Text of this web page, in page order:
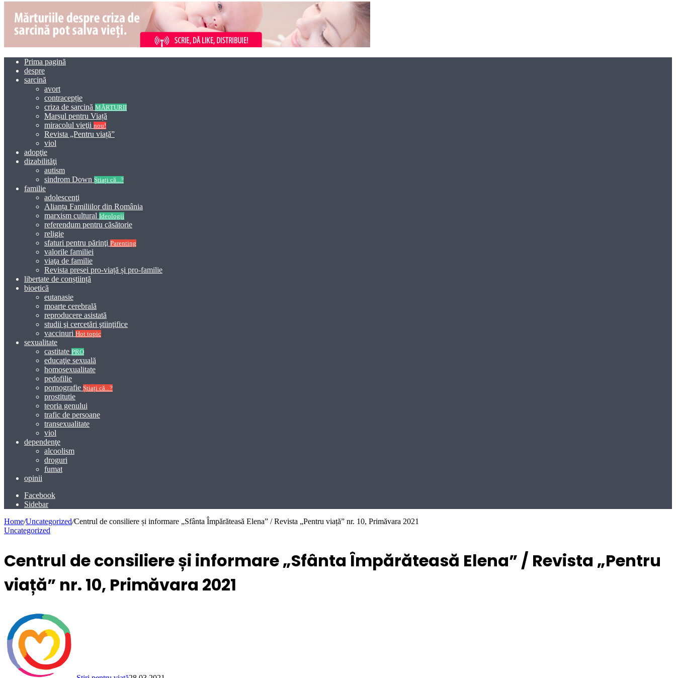
Prima pagină
despre
sarcină
avort
contracepție
criza de sarcină MĂRTURII
Marșul pentru Viață
miracolul vieţii nou!
Revista „Pentru viață”
viol
adopţie
dizabilităţi
autism
sindrom Down Știați că...?
familie
adolescenţi
Alianța Familiilor din România
marxism cultural Ideologii
referendum pentru căsătorie
religie
sfaturi pentru părinţi Parenting
valorile familiei
viaţa de familie
Revista presei pro-viață și pro-familie
libertate de conștiință
bioetică
eutanasie
moarte cerebrală
reproducere asistată
studii şi cercetări ştiinţifice
vaccinuri Hot topic
sexualitate
castitate PRO
educaţie sexuală
homosexualitate
pedofilie
pornografie Știați că...?
prostitutie
teoria genului
trafic de persoane
transexualitate
viol
dependenţe
alcoolism
droguri
fumat
opinii
Facebook
Sidebar
Home/Uncategorized/Centrul de consiliere și informare „Sfânta Împărăteasă Elena” / Revista „Pentru viață” nr. 10, Primăvara 2021
Uncategorized
Centrul de consiliere și informare „Sfânta Împărăteasă Elena” / Revista „Pentru
viață” nr. 10, Primăvara 2021